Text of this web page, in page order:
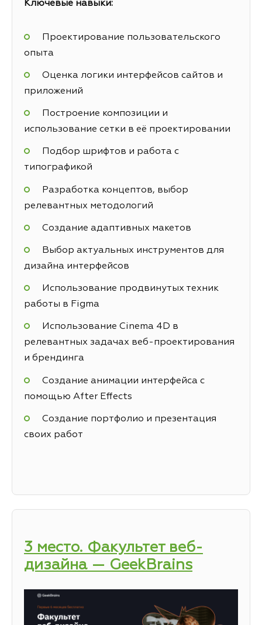
Ключевые навыки:
Проектирование пользовательского
опыта
Оценка логики интерфейсов сайтов и
приложений
Построение композиции и
использование сетки в её проектировании
Подбор шрифтов и работа с
типографикой
Разработка концептов, выбор
релевантных методологий
Создание адаптивных макетов
Выбор актуальных инструментов для
дизайна интерфейсов
Использование продвинутых техник
работы в Figma
Использование Cinema 4D в
релевантных задачах веб-проектирования
и брендинга
Создание анимации интерфейса с
помощью After Effects
Создание портфолио и презентация
своих работ
3 место. Факультет веб-
дизайна — GeekBrains